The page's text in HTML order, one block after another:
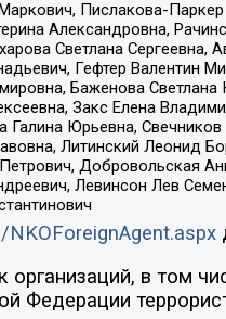
Пислакова-
Александровна,
Светлана
Гефтер Валентин
Баженова
Закс Елена
Галина Юрьевна,
Литинский Леонид
Добровольская
Левинсон Лев
в том
Федерации